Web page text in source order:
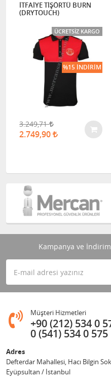
İTFAİYE TİŞÖRTÜ BURN
(DRYTOUCH)
ÜCRETSIZ KARGO
3.249,71
2.749,90
%15 İNDIRIM
Kampanya ve
Müşteri Hizmetleri
+90 (212) 534 0
0 (541) 534 0 575
Adres
Defterdar Mahallesi, Hacı Bilgin
Eyüpsultan / İstanbul